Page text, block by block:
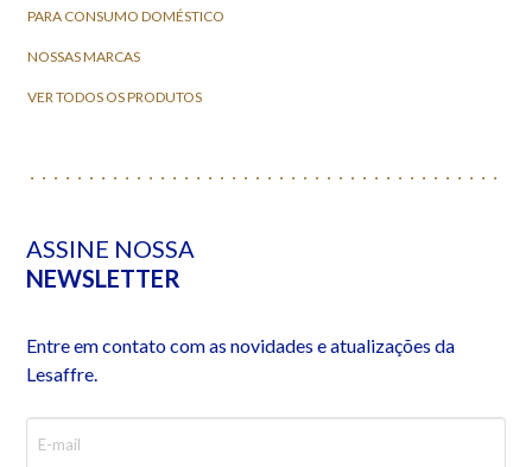
PARA CONSUMO DOMÉSTICO
NOSSAS MARCAS
VER TODOS OS PRODUTOS
ASSINE NOSSA
NEWSLETTER
Entre em contato com as novidades e atualizações da
Lesaffre.